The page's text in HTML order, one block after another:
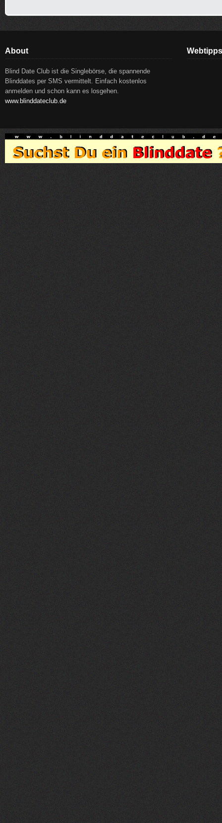
About
Blind Date Club ist die Singlebörse, die spannende
Blinddates per SMS vermittelt. Einfach kostenlos
anmelden und schon kann es losgehen.
www.blinddateclub.de
Webtipps